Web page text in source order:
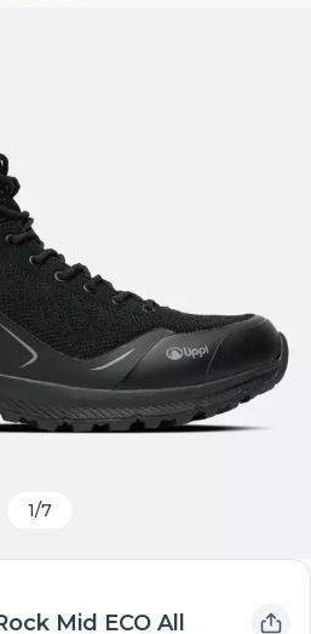
1/7
Mid ECO All